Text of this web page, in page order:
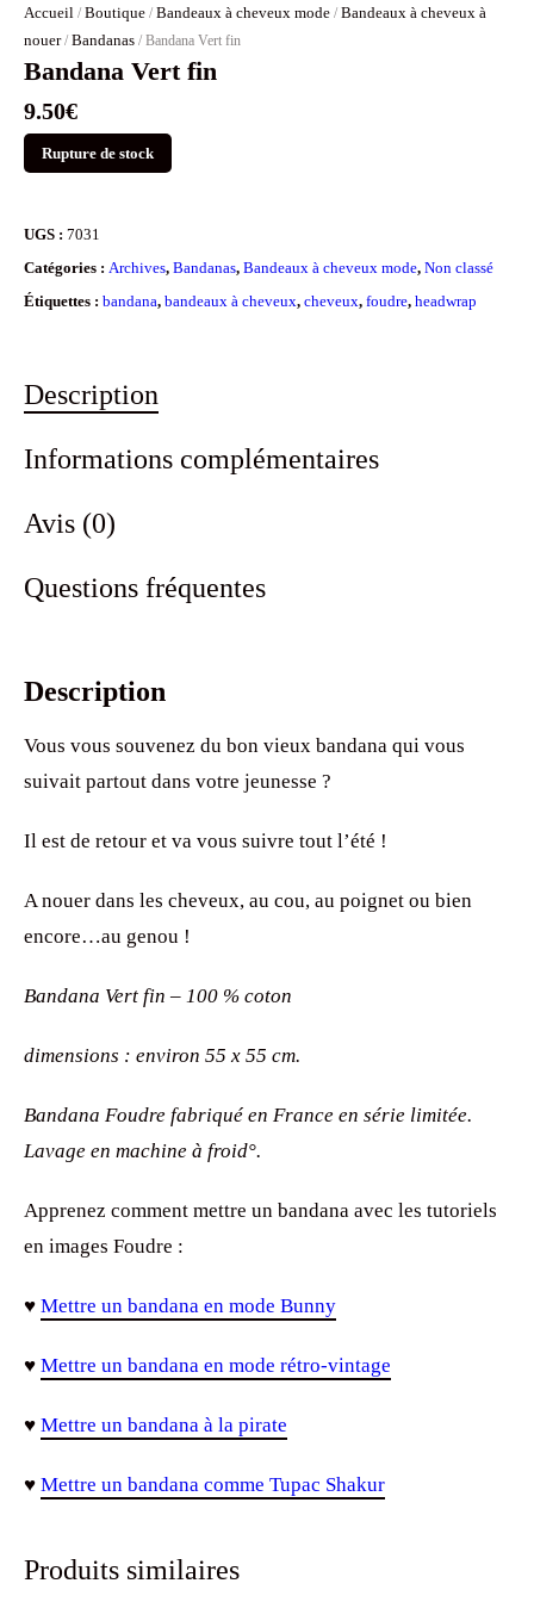
Accueil / Boutique / Bandeaux à cheveux mode / Bandeaux à cheveux à
nouer/ Bandanas / Bandana Vert fin
Bandana Vert fin
9.50€
Rupture de stock
UGS : 7031
Catégories : Archives, Bandanas, Bandeaux à cheveux mode, Non classé
Étiquettes : bandana, bandeaux à cheveux, cheveux, foudre, headwrap
Description
Informations complémentaires
Avis (0)
Questions fréquentes
Description
Vous vous souvenez du bon vieux bandana qui vous
suivait partout dans votre jeunesse ?
Il est de retour et va vous suivre tout l’été !
A nouer dans les cheveux, au cou, au poignet ou bien
encore…au genou !
Bandana Vert fin – 100 % coton
dimensions : environ 55 x 55 cm.
Bandana Foudre fabriqué en France en série limitée.
Lavage en machine à froid°.
Apprenez comment mettre un bandana avec les tutoriels
en images Foudre :
♥ Mettre un bandana en mode Bunny
♥ Mettre un bandana en mode rétro-vintage
♥ Mettre un bandana à la pirate
♥ Mettre un bandana comme Tupac Shakur
Produits similaires